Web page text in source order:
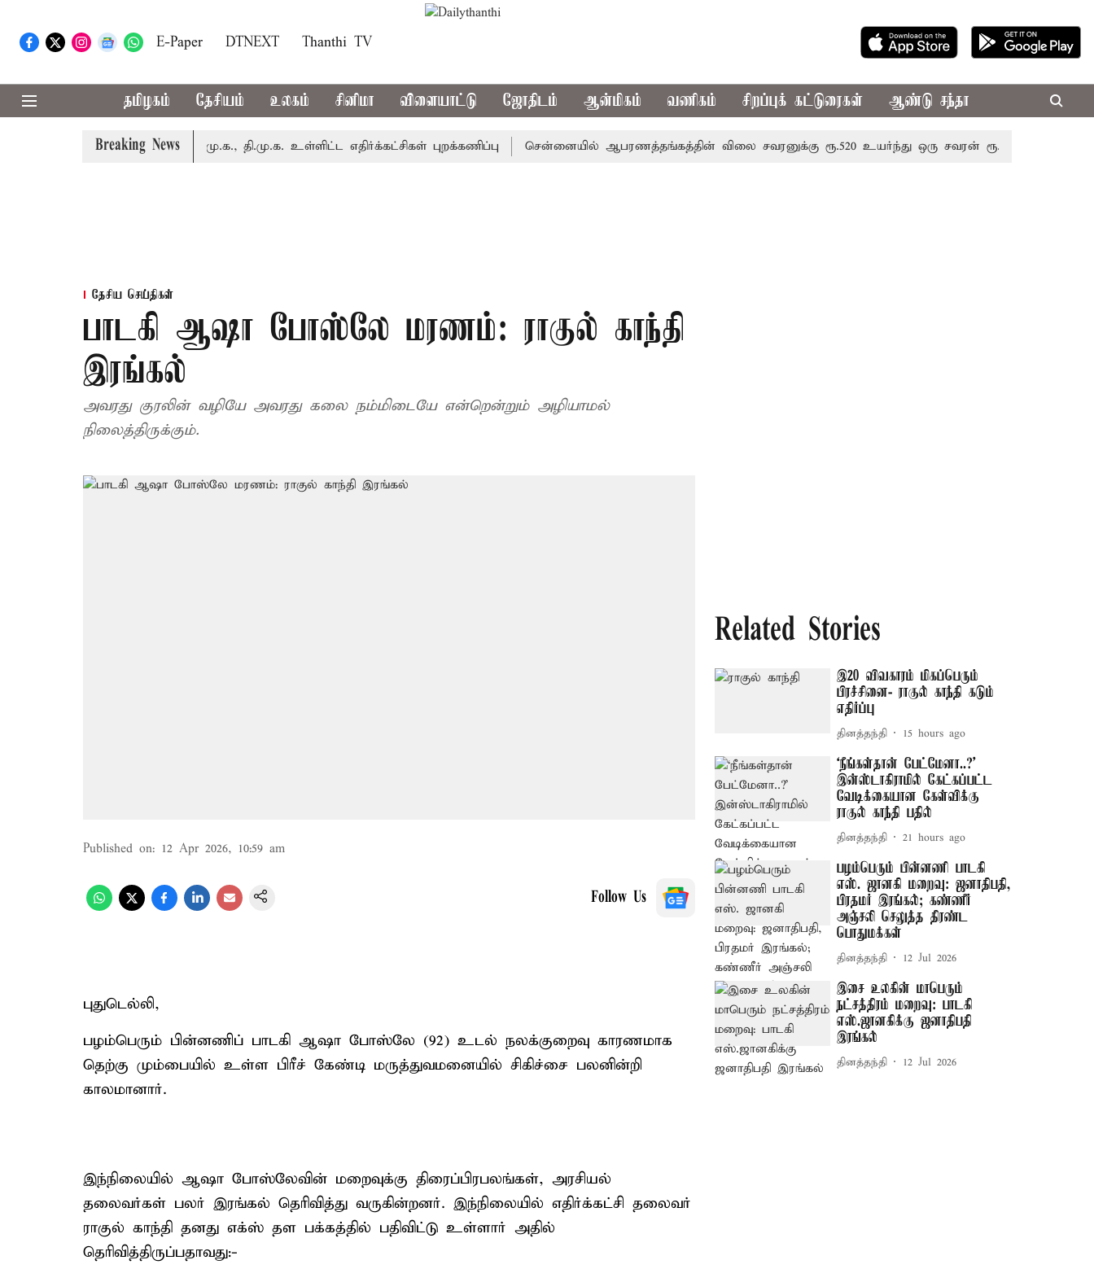
E-Paper DTNEXT Thanthi TV
தமிழகம் தேசியம் உலகம் சினிமா விளையாட்டு ஜோதிடம் ஆன்மிகம் வணிகம் சிறப்புக் கட்டுரைகள் ஆண்டு சந்தா
Breaking News
கூட்டம்: அ.தி.மு.க., தி.மு.க. உள்ளிட்ட எதிர்க்கட்சிகள் புறக்கணிப்பு சென்னையில் ஆபரணத்தங்கத்தின் விலை சவரனுக்கு ரூ.520 உயர்ந்து ஒரு சவரன் ரூ.1,11,720க்கு விற்பனை
தேசிய செய்திகள்
பாடகி ஆஷா போஸ்லே மரணம்: ராகுல் காந்தி
இரங்கல்
அவரது குரலின் வழியே அவரது கலை நம்மிடையே என்றென்றும் அழியாமல்
நிலைத்திருக்கும்.
Published on: 12 Apr 2026, 10:59 am
Follow Us
புதுடெல்லி,
பழம்பெரும் பின்னணிப் பாடகி ஆஷா போஸ்லே (92) உடல் நலக்குறைவு காரணமாக
தெற்கு மும்பையில் உள்ள பிரீச் கேண்டி மருத்துவமனையில் சிகிச்சை பலனின்றி
காலமானார்.
இந்நிலையில் ஆஷா போஸ்லேவின் மறைவுக்கு திரைப்பிரபலங்கள், அரசியல்
தலைவர்கள் பலர் இரங்கல் தெரிவித்து வருகின்றனர். இந்நிலையில் எதிர்க்கட்சி தலைவர்
ராகுல் காந்தி தனது எக்ஸ் தள பக்கத்தில் பதிவிட்டு உள்ளார் அதில்
தெரிவித்திருப்பதாவது:-
Related Stories
இ20 விவகாரம் மிகப்பெரும்
பிரச்சினை- ராகுல் காந்தி கடும்
எதிர்ப்பு
தினத்தந்தி 15 hours ago
‘நீங்கள்தான் பேட்மேனா..?’
இன்ஸ்டாகிராமில் கேட்கப்பட்ட
வேடிக்கையான கேள்விக்கு
ராகுல் காந்தி பதில்
தினத்தந்தி 21 hours ago
பழம்பெரும் பின்னணி பாடகி
எஸ். ஜானகி மறைவு: ஜனாதிபதி,
பிரதமர் இரங்கல்; கண்ணீர்
அஞ்சலி செலுத்த திரண்ட
பொதுமக்கள்
தினத்தந்தி 12 Jul 2026
இசை உலகின் மாபெரும்
நட்சத்திரம் மறைவு: பாடகி
எஸ்.ஜானகிக்கு ஜனாதிபதி
இரங்கல்
தினத்தந்தி 12 Jul 2026